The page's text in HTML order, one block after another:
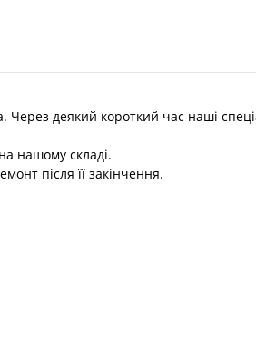
деякий короткий час наші
нашому складі.
після її закінчення.